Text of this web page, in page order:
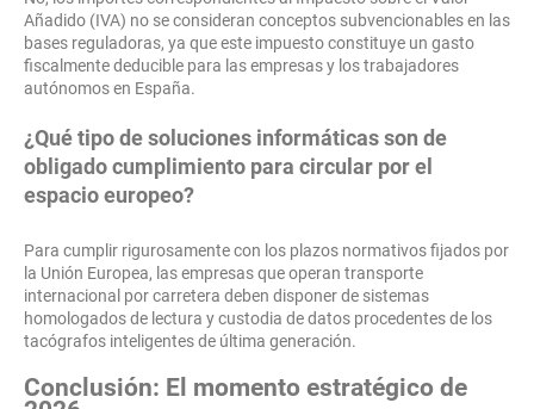
Añadido (IVA) no se consideran conceptos subvencionables en las
bases reguladoras, ya que este impuesto constituye un gasto
fiscalmente deducible para las empresas y los trabajadores
autónomos en España.
¿Qué tipo de soluciones informáticas son de
obligado cumplimiento para circular por el
espacio europeo?
Para cumplir rigurosamente con los plazos normativos fijados por
la Unión Europea, las empresas que operan transporte
internacional por carretera deben disponer de sistemas
homologados de lectura y custodia de datos procedentes de los
tacógrafos inteligentes de última generación.
Conclusión: El momento estratégico de